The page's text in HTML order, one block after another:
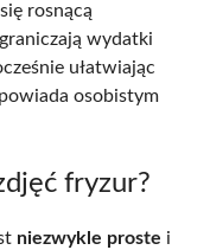
rosnącą
wydatki
ułatwiając
osobistym
fryzur?
niezwykle proste i